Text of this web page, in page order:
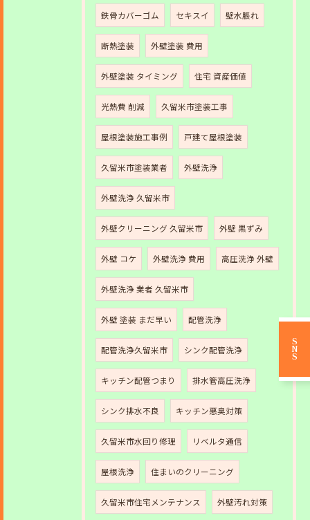
鉄骨カバーゴム セキスイ 壁水脹れ
断熱塗装 外壁塗装 費用
外壁塗装 タイミング 住宅 資産価値
光熱費 削減 久留米市塗装工事
屋根塗装施工事例 戸建て屋根塗装
久留米市塗装業者 外壁洗浄
外壁洗浄 久留米市
外壁クリーニング 久留米市 外壁 黒ずみ
外壁 コケ 外壁洗浄 費用 高圧洗浄 外壁
外壁洗浄 業者 久留米市
外壁 塗装 まだ早い 配管洗浄
配管洗浄久留米市 シンク配管洗浄
キッチン配管つまり 排水管高圧洗浄
シンク排水不良 キッチン悪臭対策
久留米市水回り修理 リベルタ通信
屋根洗浄 住まいのクリーニング
久留米市住宅メンテナンス 外壁汚れ対策
SNS